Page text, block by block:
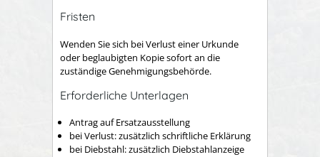
Fristen
Wenden Sie sich bei Verlust einer Urkunde
oder beglaubigten Kopie sofort an die
zuständige Genehmigungsbehörde.
Erforderliche Unterlagen
Antrag auf Ersatzausstellung
bei Verlust: zusätzlich schriftliche Erklärung
bei Diebstahl: zusätzlich Diebstahlanzeige